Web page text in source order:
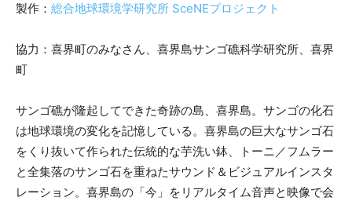
製作： 総合地球環境学研究所 SceNEプロジェクト
協力：喜界町のみなさん、喜界島サンゴ礁科学研究所、喜界
町
サンゴ礁が隆起してできた奇跡の島、喜界島。サンゴの化石
は地球環境の変化を記憶している。喜界島の巨大なサンゴ石
をくり抜いて作られた伝統的な芋洗い鉢、トーニ／フムラー
と全集落のサンゴ石を重ねたサウンド＆ビジュアルインスタ
レーション。喜界島の「今」をリアルタイム音声と映像で会